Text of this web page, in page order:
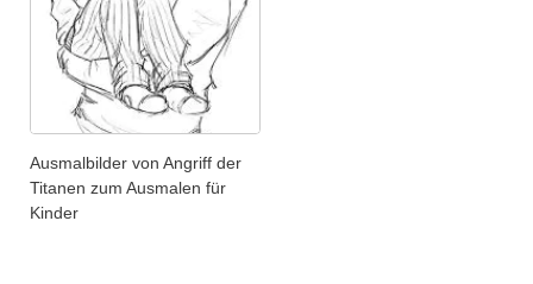
Ausmalbilder von Angriff der
Titanen zum Ausmalen für
Kinder